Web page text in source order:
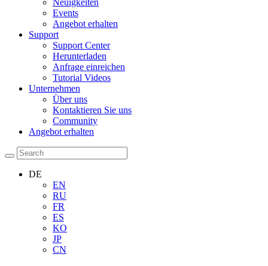
Neuigkeiten
Events
Angebot erhalten
Support
Support Center
Herunterladen
Anfrage einreichen
Tutorial Videos
Unternehmen
Über uns
Kontaktieren Sie uns
Community
Angebot erhalten
DE
EN
RU
FR
ES
KO
JP
CN